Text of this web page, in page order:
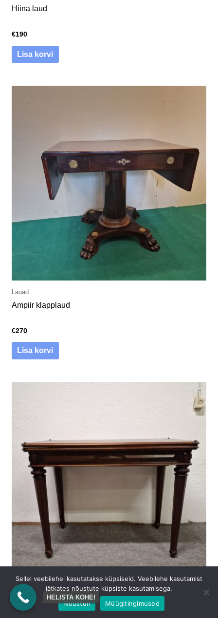
Hiina laud
€190
Lisa korvi
Lauad
Ampiir klapplaud
€270
Lisa korvi
Lauad
Renessanss kaardilaud/konsoollaud
HELISTA KOHE!
Sellel veebilehel kasutatakse küpsiseid. Veebilehe kasutamist
jätkates nõustute küpsiste kasutamisega.
Nõustun
Müügitingimused